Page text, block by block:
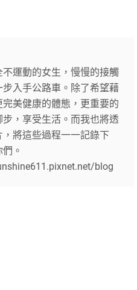
運動的女生，慢慢的接觸
步入手公路車。除了希望藉
完美健康的體態，更重要的
步，享受生活。而我也將透
將這些過程一一記錄下
。
blog